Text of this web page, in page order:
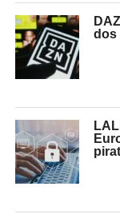
dos